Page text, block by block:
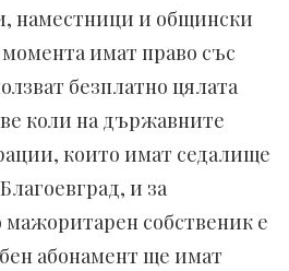
наместници и общински
имат право със
безплатно цялата
коли на държавните
които имат седалище
и за
собственик е
абонамент ще имат